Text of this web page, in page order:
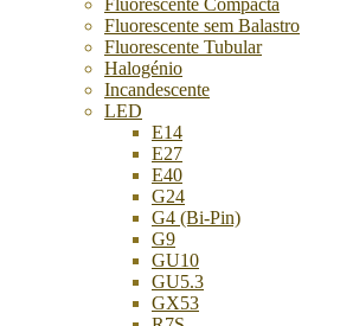
Fluorescente Compacta
Fluorescente sem Balastro
Fluorescente Tubular
Halogénio
Incandescente
LED
E14
E27
E40
G24
G4 (Bi-Pin)
G9
GU10
GU5.3
GX53